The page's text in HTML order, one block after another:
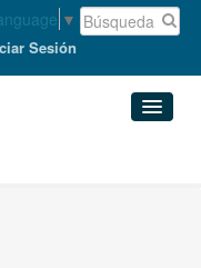
▼
Sesión